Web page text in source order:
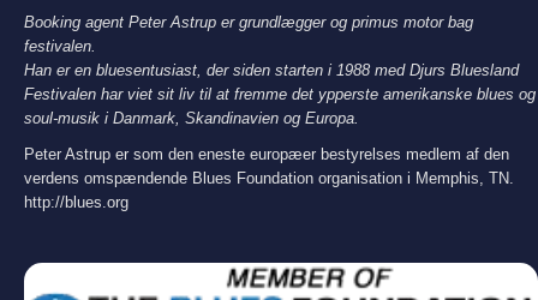
Booking agent Peter Astrup er grundlægger og primus motor bag
festivalen.
Han er en bluesentusiast, der siden starten i 1988 med Djurs Bluesland
Festivalen har viet sit liv til at fremme det ypperste amerikanske blues og
soul-musik i Danmark, Skandinavien og Europa.
Peter Astrup er som den eneste europæer bestyrelses medlem af den
verdens omspændende Blues Foundation organisation i Memphis, TN.
http://blues.org